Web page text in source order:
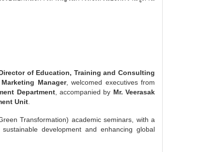
of Education, Training and Consulting
Manager, welcomed executives from
Department, accompanied by Mr. Veerasak
Unit.
Transformation) academic seminars, with a
development and enhancing global